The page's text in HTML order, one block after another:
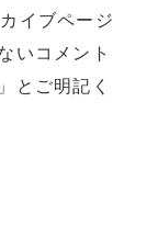
イブページ
いコメント
とご明記く